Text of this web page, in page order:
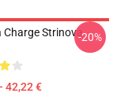
Charge Strinova
42,22 €
-20%